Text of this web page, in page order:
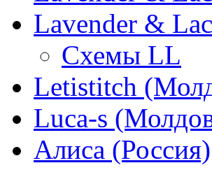
Lavender &
Схемы LL
Letistitch
Luca-s
Алиса (Россия)